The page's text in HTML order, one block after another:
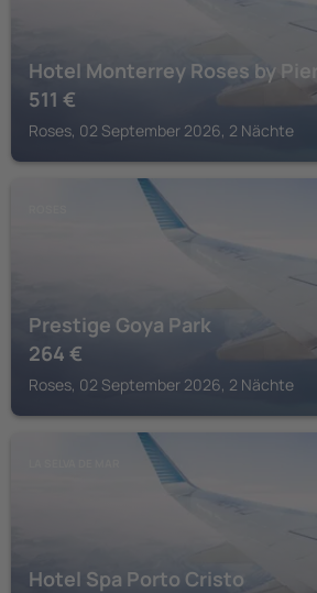
Hotel Monterrey Roses by
511 €
Roses, 02 September 2026, 2 Nächte
Prestige Goya Park
264 €
Roses, 02 September 2026, 2 Nächte
Hotel Spa Porto Cristo